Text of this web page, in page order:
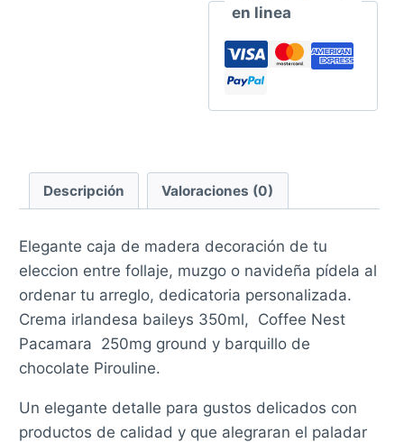
en linea
Descripción Valoraciones (0)
Elegante caja de madera decoración de tu
eleccion entre follaje, muzgo o navideña pídela al
ordenar tu arreglo, dedicatoria personalizada.
Crema irlandesa baileys 350ml, Coffee Nest
Pacamara 250mg ground y barquillo de
chocolate Pirouline.
Un elegante detalle para gustos delicados con
productos de calidad y que alegraran el paladar